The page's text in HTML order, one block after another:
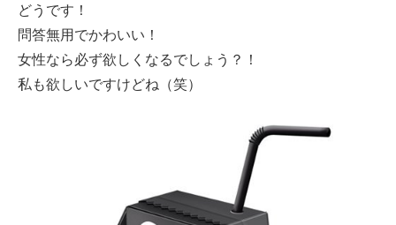
どうです！
問答無用でかわいい！
女性なら必ず欲しくなるでしょう？！
私も欲しいですけどね（笑）